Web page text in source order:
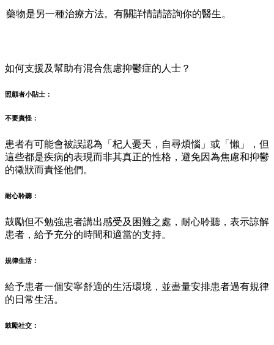
藥物是另一種治療方法。有關詳情請諮詢你的醫生。
如何支援及幫助有混合焦慮抑鬱症的人士？
照顧者小貼士：
不要責怪：
患者有可能會被誤認為「杞人憂天，自尋煩惱」或「懶」，但
這些都是疾病的表現而非其真正的性格，避免因為焦慮和抑鬱
的徵狀而責怪他們。
耐心聆聽：
鼓勵但不勉強患者講出感受及困難之處，耐心聆聽，表示諒解
患者，給予充分的時間和適當的支持。
規律生活：
給予患者一個安寧舒適的生活環境，並盡量安排患者過有規律
的日常生活。
鼓勵社交：